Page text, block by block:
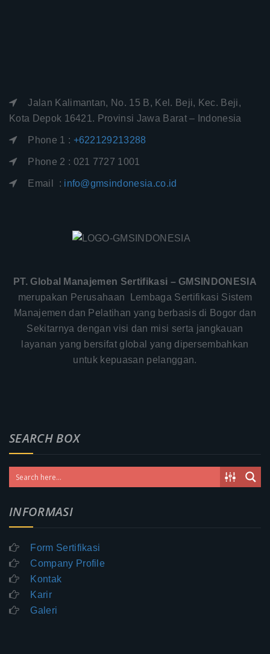
Jalan Kalimantan, No. 15 B, Kel. Beji, Kec. Beji,
Kota Depok 16421. Provinsi Jawa Barat – Indonesia
Phone 1 : +622129213288
Phone 2 : 021 7727 1001
Email : info@gmsindonesia.co.id
PT. Global Manajemen Sertifikasi – GMSINDONESIA
merupakan Perusahaan Lembaga Sertifikasi Sistem
Manajemen dan Pelatihan yang berbasis di Bogor dan
Sekitarnya dengan visi dan misi serta jangkauan
layanan yang bersifat global yang dipersembahkan
untuk kepuasan pelanggan.
SEARCH BOX
INFORMASI
Form Sertifikasi
Company Profile
Kontak
Karir
Galeri